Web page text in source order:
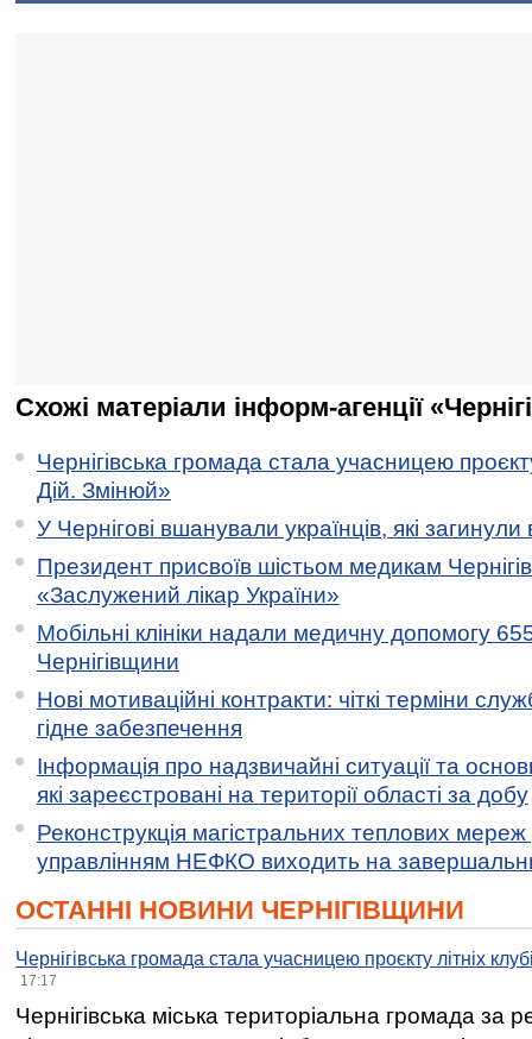
Схожі матеріали інформ-агенції
Чернігівська громада стала учасницею
Дій. Змінюй»
У Чернігові вшанували українців, які загинули
Президент присвоїв шістьом медикам
«Заслужений лікар України»
Мобільні клініки надали медичну допомогу
Чернігівщини
Нові мотиваційні контракти: чіткі терміни
гідне забезпечення
Інформація про надзвичайні ситуації та
які зареєстровані на території області за добу
Реконструкція магістральних теплових мереж
управлінням НЕФКО виходить на
ОСТАННІ НОВИНИ ЧЕРНІГІВЩИНИ
Чернігівська громада стала учасницею проєкту літніх
17:17
Чернігівська міська територіальна громада за